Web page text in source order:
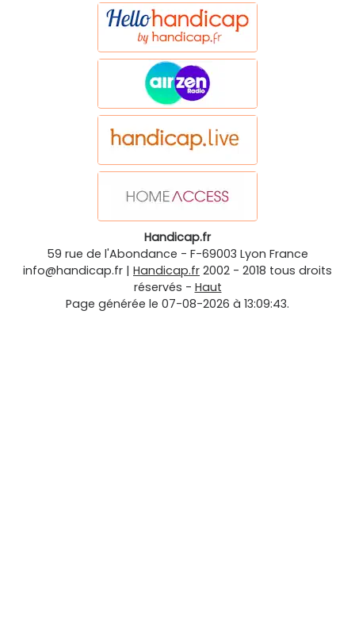
Handicap.fr
59 rue de l'Abondance - F-69003 Lyon France
info@handicap.fr | Handicap.fr 2002 - 2018 tous droits
réservés - Haut
Page générée le 07-08-2026 à 13:09:43.